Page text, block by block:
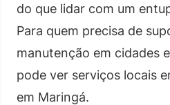
do que lidar com um
Para quem precisa de
manutenção em cidades
pode ver serviços locais
em Maringá.